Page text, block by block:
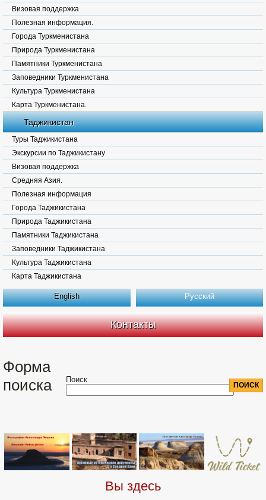
Визовая поддержка
Полезная информация.
Города Туркменистана
Природа Туркменистана
Памятники Туркменистана
Заповедники Туркменистана
Культура Туркменистана
Карта Туркменистана.
Таджикистан
Туры Таджикистана
Экскурсии по Таджикистану
Визовая поддержка
Средняя Азия.
Полезная информация
Города Таджикистана
Природа Таджикистана
Памятники Таджикистана
Заповедники Таджикистана
Культура Таджикистана
Карта Таджикистана
English Русский
Контакты
Форма
поиска
Поиск
Вы здесь